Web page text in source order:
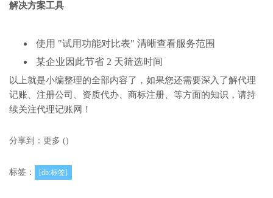
解决方案工具
使用 "试用功能对比表" 清晰查看服务范围
某企业因此节省 2 天筛选时间
以上就是小编整理的全部内容了，如果您还需要深入了解代理
记账、注册公司、资质代办、商标注册、等方面的知识，请持
续关注代理记账网！
分享到： 更多 ()
标签： [db:标签]